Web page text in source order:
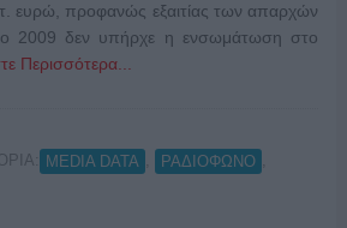
ευρώ, προφανώς εξαιτίας των απαρχών
2009 δεν υπήρχε η ενσωμάτωση στο
Περισσότερα...
MEDIA DATA ΡΑΔΙΟΦΩΝΟ